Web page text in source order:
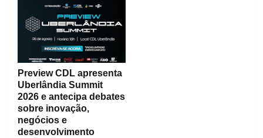
Preview CDL apresenta
Uberlândia Summit
2026 e antecipa debates
sobre inovação,
negócios e
desenvolvimento